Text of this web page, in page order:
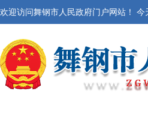
欢迎访问舞钢市人民政府门户网站！ 今